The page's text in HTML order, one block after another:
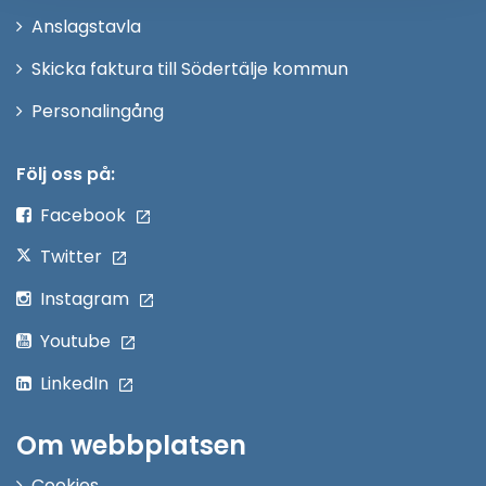
fönster
Anslagstavla
Skicka faktura till Södertälje kommun
PersonalingångÖppna
Följ oss på:
Facebook
Twitter
Instagram
Youtube
LinkedIn
Om webbplatsen